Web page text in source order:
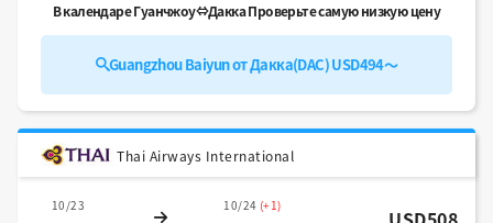
В календаре Гуанчжоу⇔Дакка Проверьте самую низкую цену
Guangzhou Baiyun от Дакка(DAC) USD494～
Thai Airways International
10/23 10/24 (+1)